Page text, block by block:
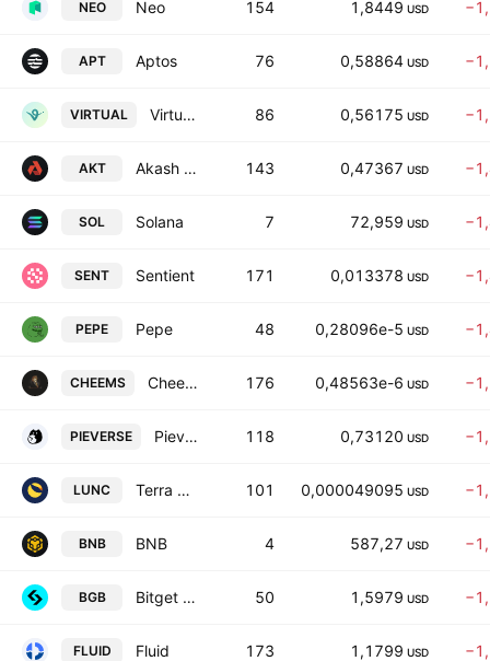
NEO Neo 154 1,8449 USD
APT Aptos 76 0,58864 USD
VIRTUAL Virtuals Protocol 86 0,56175 USD
AKT Akash Network 143 0,47367 USD
SOL Solana 7 72,959 USD
SENT Sentient 171 0,013378 USD
PEPE Pepe 48 0,28096e-5 USD
CHEEMS Cheems 176 0,48563e-6 USD
PIEVERSE Pieverse 118 0,73120 USD
LUNC Terra Classic 101 0,000049095 USD
BNB BNB 4 587,27 USD
BGB Bitget Token 50 1,5979 USD
FLUID Fluid 173 1,1799 USD